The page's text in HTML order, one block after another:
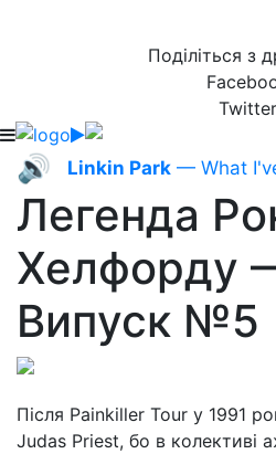
Поділіться з
Twitter
🔊 Linkin Park — What
Легенда
Хелфорду
Випуск №5
Після Painkiller Tour у 1991
Judas Priest, бо в колективі